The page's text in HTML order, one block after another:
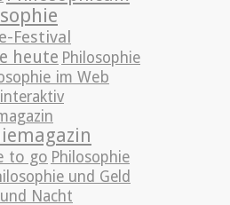
Festival
heute Philosophie
im Web
to go Philosophie
und Geld
Nacht